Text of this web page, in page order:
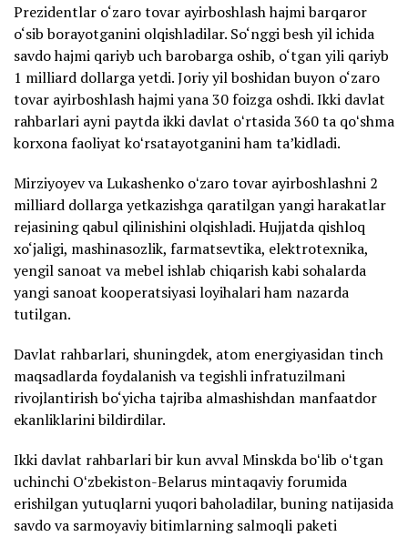
Prezidentlar o‘zaro tovar ayirboshlash hajmi barqaror
o‘sib borayotganini olqishladilar. So‘nggi besh yil ichida
savdo hajmi qariyb uch barobarga oshib, o‘tgan yili qariyb
1 milliard dollarga yetdi. Joriy yil boshidan buyon o‘zaro
tovar ayirboshlash hajmi yana 30 foizga oshdi. Ikki davlat
rahbarlari ayni paytda ikki davlat oʻrtasida 360 ta qoʻshma
korxona faoliyat koʻrsatayotganini ham taʼkidladi.
Mirziyoyev va Lukashenko oʻzaro tovar ayirboshlashni 2
milliard dollarga yetkazishga qaratilgan yangi harakatlar
rejasining qabul qilinishini olqishladi. Hujjatda qishloq
xo‘jaligi, mashinasozlik, farmatsevtika, elektrotexnika,
yengil sanoat va mebel ishlab chiqarish kabi sohalarda
yangi sanoat kooperatsiyasi loyihalari ham nazarda
tutilgan.
Davlat rahbarlari, shuningdek, atom energiyasidan tinch
maqsadlarda foydalanish va tegishli infratuzilmani
rivojlantirish bo‘yicha tajriba almashishdan manfaatdor
ekanliklarini bildirdilar.
Ikki davlat rahbarlari bir kun avval Minskda boʻlib oʻtgan
uchinchi Oʻzbekiston-Belarus mintaqaviy forumida
erishilgan yutuqlarni yuqori baholadilar, buning natijasida
savdo va sarmoyaviy bitimlarning salmoqli paketi